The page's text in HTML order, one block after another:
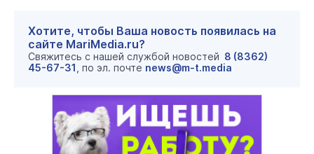
Хотите, чтобы Ваша новость появилась на
сайте MariMedia.ru?
Свяжитесь с нашей службой новостей 8 (8362)
45-67-31 , по эл. почте news@m-t.media